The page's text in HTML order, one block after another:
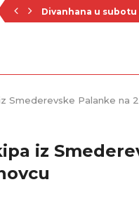
Divanhana u
Smederevske Palanke na
iz